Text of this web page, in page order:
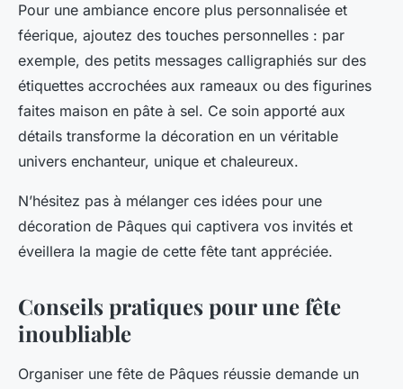
Pour une ambiance encore plus personnalisée et
féerique, ajoutez des touches personnelles : par
exemple, des petits messages calligraphiés sur des
étiquettes accrochées aux rameaux ou des figurines
faites maison en pâte à sel. Ce soin apporté aux
détails transforme la décoration en un véritable
univers enchanteur, unique et chaleureux.
N’hésitez pas à mélanger ces idées pour une
décoration de Pâques qui captivera vos invités et
éveillera la magie de cette fête tant appréciée.
Conseils pratiques pour une fête
inoubliable
Organiser une fête de Pâques réussie demande un